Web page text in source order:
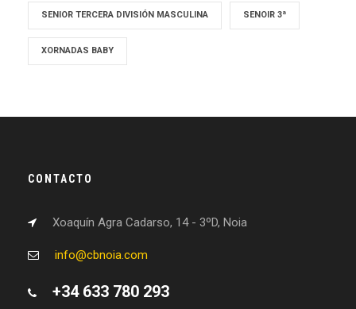
SENIOR TERCERA DIVISIÓN MASCULINA SENOIR 3ª
XORNADAS BABY
CONTACTO
Xoaquín Agra Cadarso, 14 - 3ºD, Noia
info@cbnoia.com
+34 633 780 293